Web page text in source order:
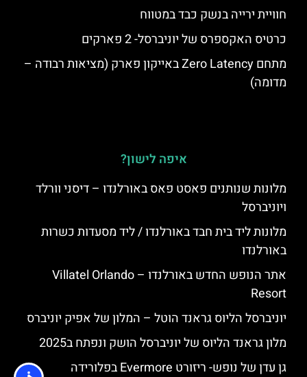
חוויית ירייה בנשק כבד במטווח
כרטיס האקספרס של יוניברסל- 2 פארקים
מתחם Zero Latency באייקון פארק (מציאות רבודה –
מדומה)
איפה לישון?
מלונות שנותנים פאסט פאס באורלנדו – דיסני וורלד
ויוניברסל
מלונות ליד בית חבד באורלנדו / ליד מסעדות כשרות
באורלנדו
אתר הנופש החדש באורלנדו – Villatel Orlando
Resort
יוניברסל הליוס גראנד הוטל – המלון של אפיק יוניברס
מלון גראנד הליוס של יוניברסל הושק ונפתח ב2025
גן עדן של נופש- ריזורט Evermore בפלורידה